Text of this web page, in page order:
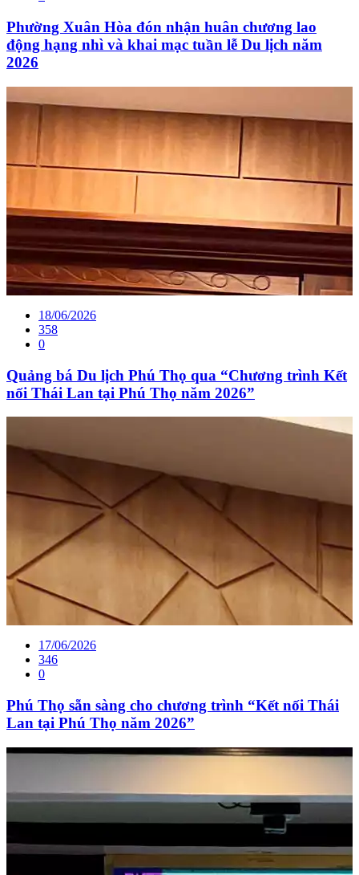
Phường Xuân Hòa đón nhận huân chương lao
động hạng nhì và khai mạc tuần lễ Du lịch năm
2026
18/06/2026
358
0
Quảng bá Du lịch Phú Thọ qua “Chương trình Kết
nối Thái Lan tại Phú Thọ năm 2026”
17/06/2026
346
0
Phú Thọ sẵn sàng cho chương trình “Kết nối Thái
Lan tại Phú Thọ năm 2026”